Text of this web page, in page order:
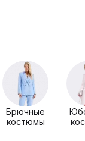
Брючные
костюмы